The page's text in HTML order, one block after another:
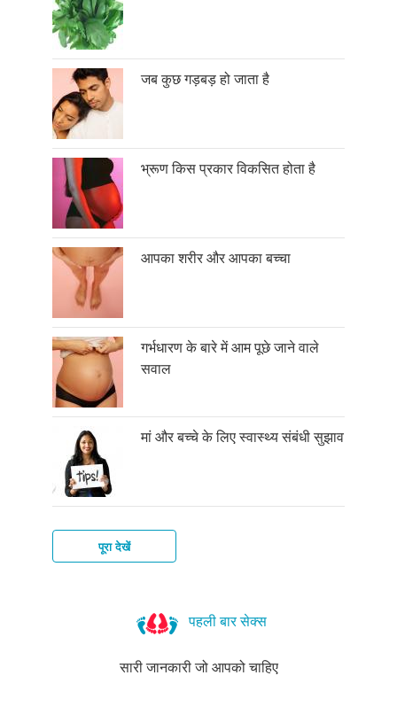
जब कुछ गड़बड़ हो जाता है
भ्रूण किस प्रकार विकसित होता है
आपका शरीर और आपका बच्चा
गर्भधारण के बारे में आम पूछे जाने वाले
सवाल
मां और बच्चे के लिए स्वास्थ्य संबंधी सुझाव
पूरा देखें
पहली बार सेक्स
सारी जानकारी जो आपको चाहिए